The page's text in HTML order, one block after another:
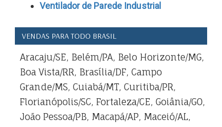
Ventilador de Parede Industrial
VENDAS PARA TODO BRASIL
Aracaju/SE, Belém/PA, Belo Horizonte/MG,
Boa Vista/RR, Brasília/DF, Campo
Grande/MS, Cuiabá/MT, Curitiba/PR,
Florianópolis/SC, Fortaleza/CE, Goiânia/GO,
João Pessoa/PB, Macapá/AP, Maceió/AL,